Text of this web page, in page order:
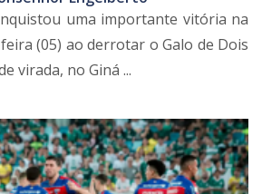
uma importante vitória na
(05) ao derrotar o Galo de Dois
virada, no Giná ...